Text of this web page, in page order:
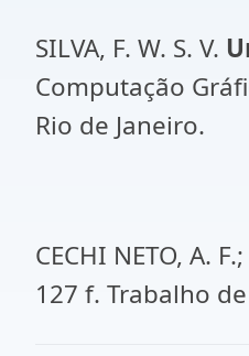
SILVA, F. W. S. V.
Computação
Rio de Janeiro.
CECHI NETO, A.
127 f. Trabalho